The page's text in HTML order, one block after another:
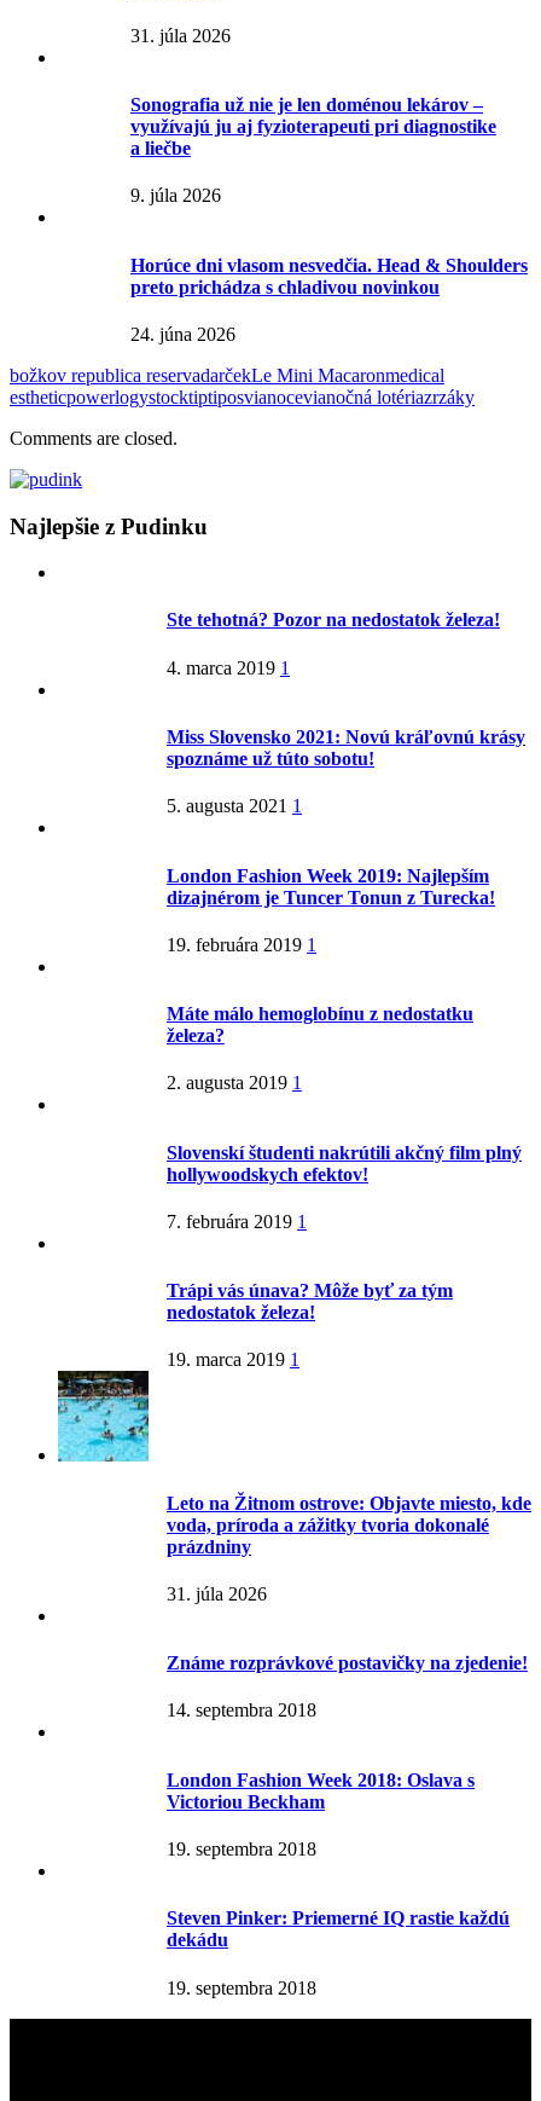
31. júla 2026
Sonografia už nie je len doménou lekárov –
využívajú ju aj fyzioterapeuti pri diagnostike
a liečbe
9. júla 2026
Horúce dni vlasom nesvedčia. Head & Shoulders
preto prichádza s chladivou novinkou
24. júna 2026
božkov republica reservadarčekLe Mini Macaronmedical
estheticpowerlogystocktiptiposvianocevianočná lotériazrzáky
Comments are closed.
Najlepšie z Pudinku
Ste tehotná? Pozor na nedostatok železa!
4. marca 2019 1
Miss Slovensko 2021: Novú kráľovnú krásy
spoznáme už túto sobotu!
5. augusta 2021 1
London Fashion Week 2019: Najlepším
dizajnérom je Tuncer Tonun z Turecka!
19. februára 2019 1
Máte málo hemoglobínu z nedostatku
železa?
2. augusta 2019 1
Slovenskí študenti nakrútili akčný film plný
hollywoodskych efektov!
7. februára 2019 1
Trápi vás únava? Môže byť za tým
nedostatok železa!
19. marca 2019 1
Leto na Žitnom ostrove: Objavte miesto, kde
voda, príroda a zážitky tvoria dokonalé
prázdniny
31. júla 2026
Známe rozprávkové postavičky na zjedenie!
14. septembra 2018
London Fashion Week 2018: Oslava s
Victoriou Beckham
19. septembra 2018
Steven Pinker: Priemerné IQ rastie každú
dekádu
19. septembra 2018